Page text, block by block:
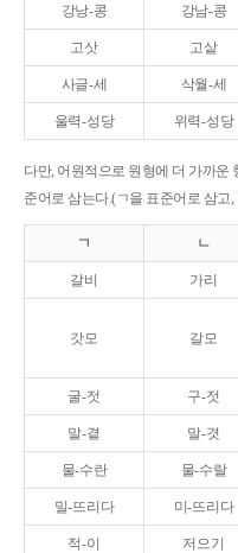
강낭-콩 강남-콩
고삿 고샅
사글-세 삭월-세
울력-성당 위력-성당
다만, 어원적으로 원형에 더 가까운
준어로 삼는다.(ㄱ을 표준어로 삼고,
ㄱ ㄴ
갈비 가리
갓모 갈모
굴-젓 구-젓
말-곁 말-겻
물-수란 물-수랄
밀-뜨리다 미-뜨리다
적-이 저으기